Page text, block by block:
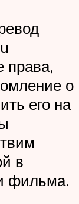
права,
о
его на
в
фильма.